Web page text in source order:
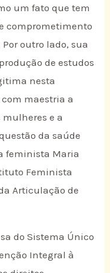
um fato que tem
comprometimento
outro lado, sua
de estudos
nesta
maestria a
e a
da saúde
feminista Maria
Feminista
Articulação de
do Sistema Único
Integral à